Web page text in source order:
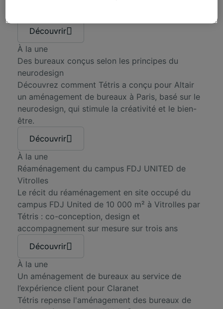
Découvrir
À la une
Des bureaux conçus selon les principes du
neurodesign
Découvrez comment Tétris a conçu pour Altair
un aménagement de bureaux à Paris, basé sur le
neurodesign, qui stimule la créativité et le bien-
être.
Découvrir
À la une
Réaménagement du campus FDJ UNITED de
Vitrolles
Le récit du réaménagement en site occupé du
campus FDJ United de 10 000 m² à Vitrolles par
Tétris : co-conception, design et
accompagnement sur mesure sur trois ans
Découvrir
À la une
Un aménagement de bureaux au service de
l’expérience client pour Claranet
Tétris repense l'aménagement des bureaux de